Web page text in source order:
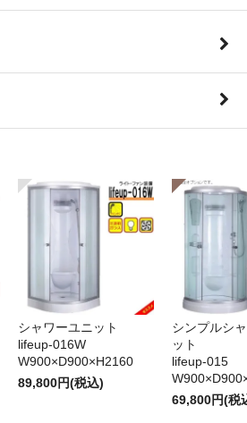
シャワーユニット
lifeup-016W
W900×D900×H2160
89,800円(税込)
シンプルシ
ット
lifeup-015
69,800円(税